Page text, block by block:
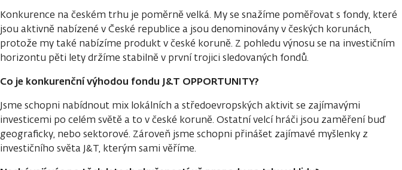
Konkurence na českém trhu je poměrně velká. My se snažíme poměřovat s fondy, které
jsou aktivně nabízené v České republice a jsou denominovány v českých korunách,
protože my také nabízíme produkt v české koruně. Z pohledu výnosu se na investičním
horizontu pěti lety držíme stabilně v první trojici sledovaných fondů.
Co je konkurenční výhodou fondu J&T OPPORTUNITY?
Jsme schopni nabídnout mix lokálních a středoevropských aktivit se zajímavými
investicemi po celém světě a to v české koruně. Ostatní velcí hráči jsou zaměření buď
geograficky, nebo sektorové. Zároveň jsme schopni přinášet zajímavé myšlenky z
investičního světa J&T, kterým sami věříme.